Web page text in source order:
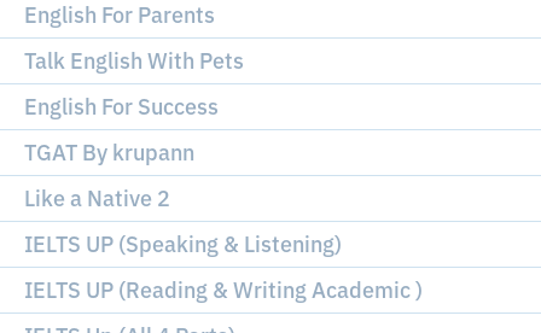
English For Parents
Talk English With Pets
English For Success
TGAT By krupann
Like a Native 2
IELTS UP (Speaking & Listening)
IELTS UP (Reading & Writing Academic )